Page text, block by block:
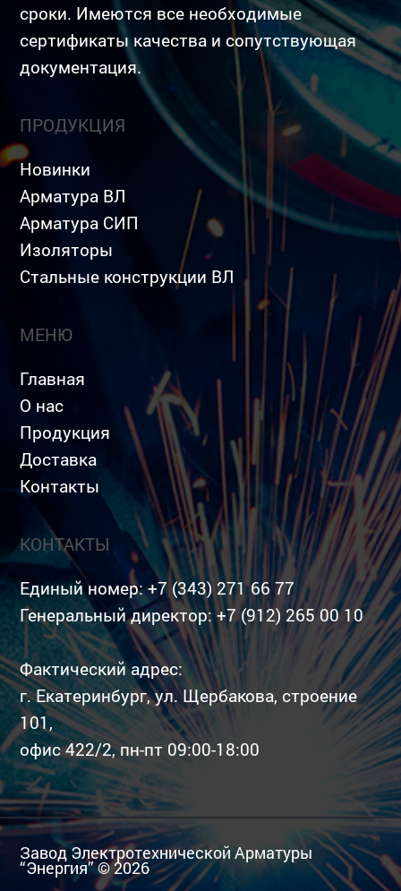
сроки. Имеются все необходимые
сертификаты качества и сопутствующая
документация.
ПРОДУКЦИЯ
Новинки
Арматура ВЛ
Арматура СИП
Изоляторы
Стальные конструкции ВЛ
МЕНЮ
Главная
О нас
Продукция
Доставка
Контакты
КОНТАКТЫ
Единый номер:+7 (343) 271 66 77
Генеральный директор:+7 (912) 265 00 10
Фактический адрес:
г. Екатеринбург, ул. Щербакова, строение
101,
офис 422/2, пн-пт 09:00-18:00
Завод Электротехнической Арматуры
“Энергия” © 2026